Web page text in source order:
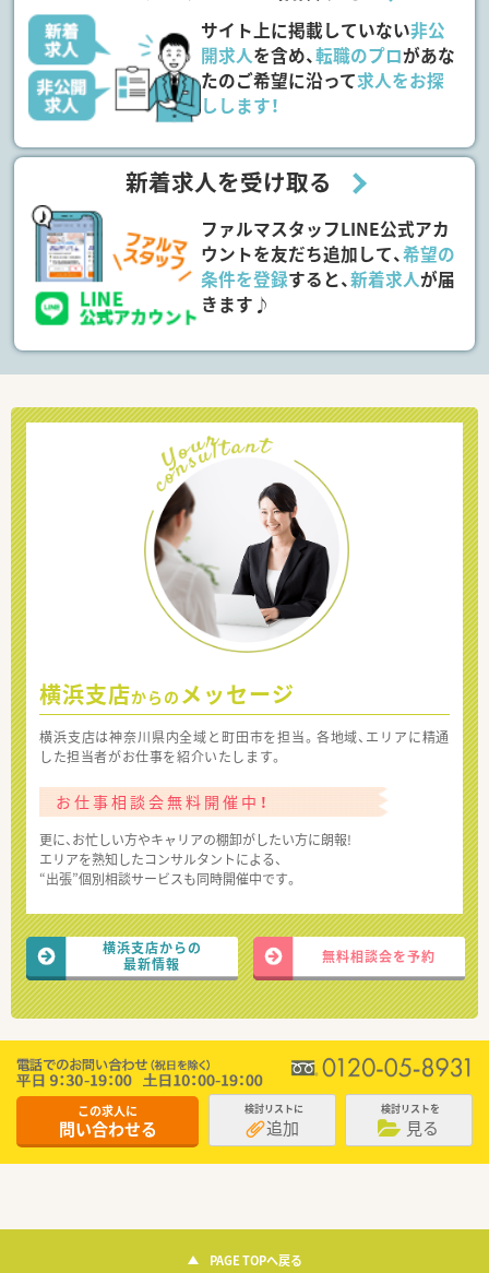
サイト上に掲載していない非公
開求人を含め、転職のプロがあな
たのご希望に沿って求人をお探
しします！
新着求人を受け取る
ファルマスタッフLINE公式アカ
ウントを友だち追加して、希望の
条件を登録すると、新着求人が届
きます♪
横浜支店からの メッセージ
横浜支店は神奈川県内全域と町田市を担当。各地域、エリアに精通
した担当者がお仕事を紹介いたします。
お仕事相談会無料開催中！
更に、お忙しい方やキャリアの棚卸がしたい方に朗報!
エリアを熟知したコンサルタントによる、
“出張”個別相談サービスも同時開催中です。
横浜支店からの
最新情報
無料相談会を予約
この求人に
問い合わせる
検討リストに
追加
検討リストを
見る
PAGE TOPへ戻る